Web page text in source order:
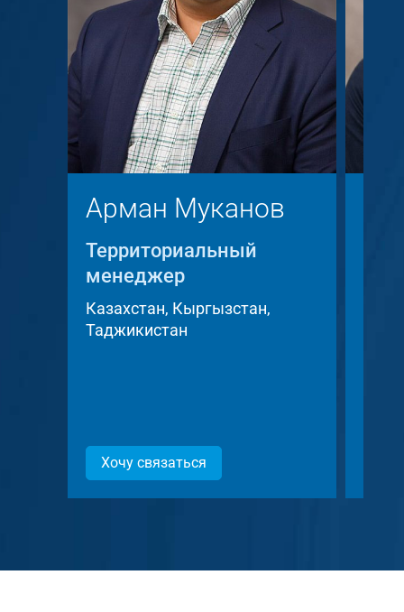
Арман Муканов
Территориальный
менеджер
Казахстан, Кыргызстан,
Таджикистан
Хочу связаться